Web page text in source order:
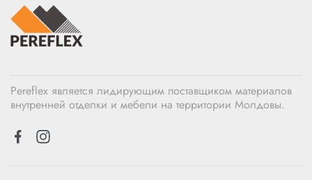
Pereflex является лидирующим поставщиком материалов
внутренней отделки и мебели на территории Молдовы.